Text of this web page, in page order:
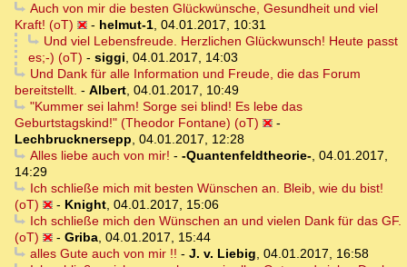
Auch von mir die besten Glückwünsche, Gesundheit und viel
Kraft! (oT)
- helmut-1, 04.01.2017, 10:31
Und viel Lebensfreude. Herzlichen Glückwunsch! Heute passt
es;-) (oT) - siggi, 04.01.2017, 14:03
Und Dank für alle Information und Freude, die das Forum
bereitstellt. - Albert, 04.01.2017, 10:49
"Kummer sei lahm! Sorge sei blind! Es lebe das
Geburtstagskind!" (Theodor Fontane) (oT)
-
Lechbrucknersepp, 04.01.2017, 12:28
Alles liebe auch von mir! - -Quantenfeldtheorie-, 04.01.2017,
14:29
Ich schließe mich mit besten Wünschen an. Bleib, wie du bist!
(oT)
- Knight, 04.01.2017, 15:06
Ich schließe mich den Wünschen an und vielen Dank für das GF.
(oT)
- Griba, 04.01.2017, 15:44
alles Gute auch von mir !! - J. v. Liebig, 04.01.2017, 16:58